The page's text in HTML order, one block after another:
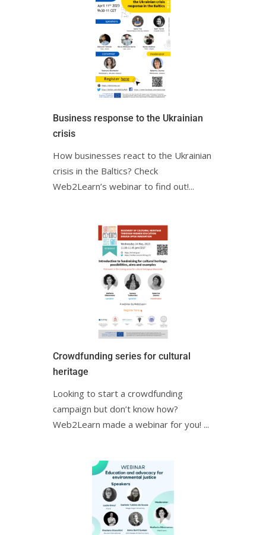
Business response to the Ukrainian
crisisㅤㅤ
How businesses react to the Ukrainian
crisis in the Baltics? Check
Web2Learn’s webinar to find out!ㅤㅤㅤㅤㅤㅤㅤㅤㅤㅤㅤ...
Crowdfunding series for cultural
heritage
Looking to start a crowdfunding
campaign but don’t know how?
Web2Learn made a webinar for you! ㅤㅤ...